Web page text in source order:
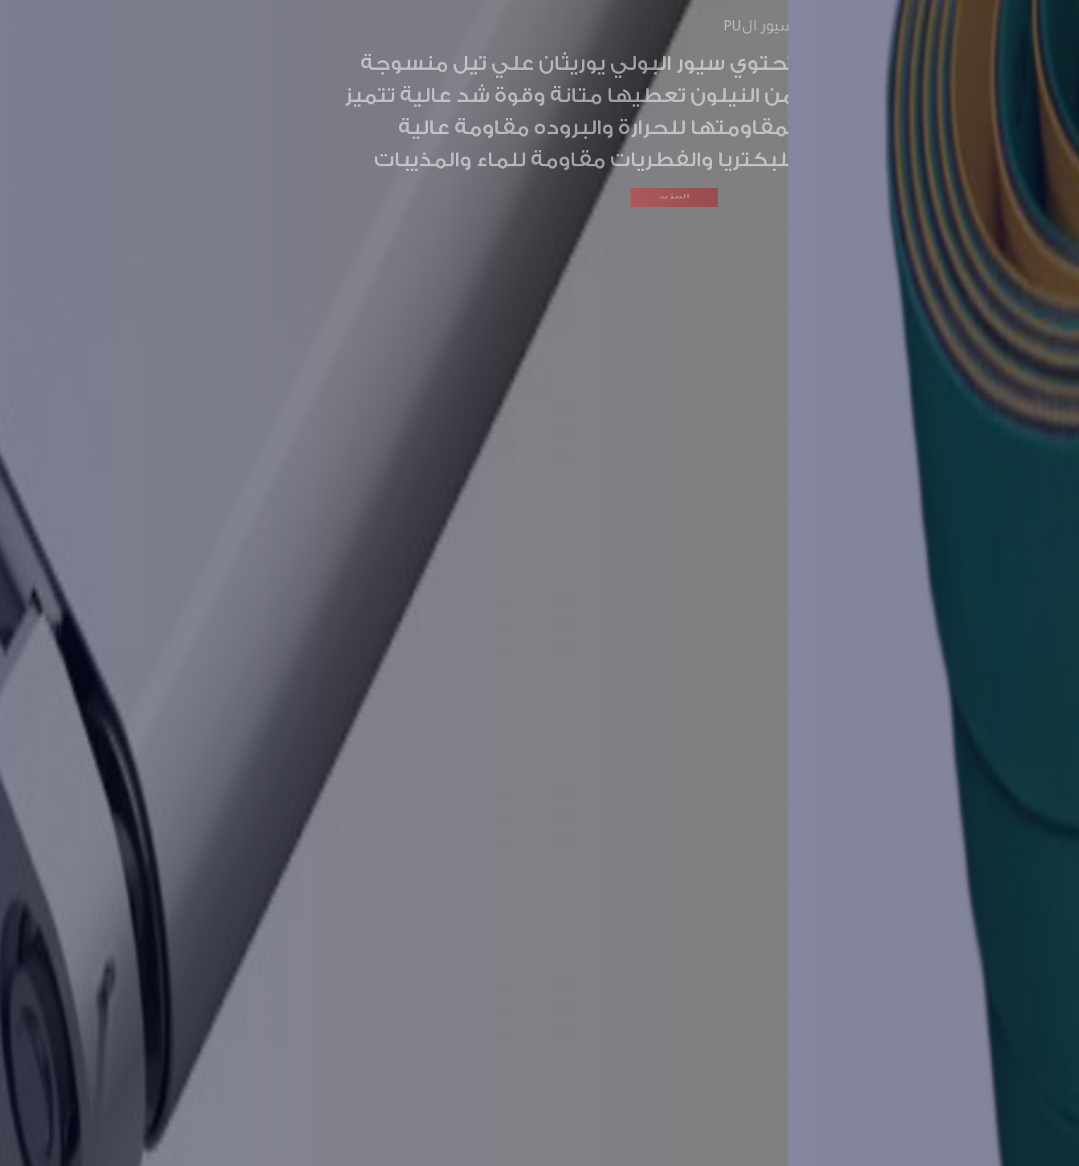
سيور الترنزيميشن
توفر سيورالترانسيميشن الطاقة ومقاومة
لتأكل والأحتكاك والزوت والشحوم عمرها
التشغيلي طويل وذالك لانها مصنعه من مادة
البوليستر والارميد
المزيد